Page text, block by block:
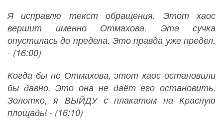
Я исправлю текст обращения. Этот хаос
вершит именно Отмахова. Эта сучка
опустилась до предела. Это правда уже предел.
- (16:00)
Когда бы не Отмахова, этот хаос остановили
бы давно. Это она не даёт его остановить.
Золотко, я ВЫЙДУ с плакатом на Красную
площадь! - (16:10)